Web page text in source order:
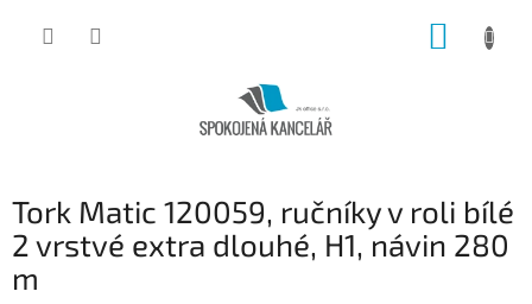
Tork Matic 120059, ručníky v roli bílé
2 vrstvé extra dlouhé, H1, návin 280
m